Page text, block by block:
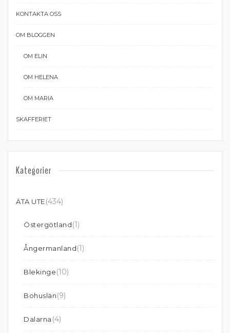
KONTAKTA OSS
OM BLOGGEN
OM ELIN
OM HELENA
OM MARIA
SKAFFERIET
Kategorier
ÄTA UTE(434)
Östergötland(1)
Ångermanland(1)
Blekinge(10)
Bohuslän(9)
Dalarna (4)